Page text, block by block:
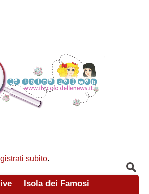
subito.
Isola dei Famosi